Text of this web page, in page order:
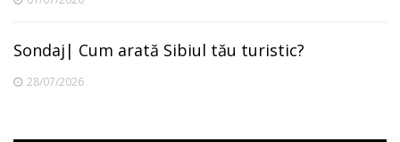
Sondaj| Cum arată Sibiul tău turistic?
28/07/2026